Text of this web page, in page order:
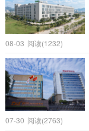
08-03 阅读(1232)
07-30 阅读(2763)